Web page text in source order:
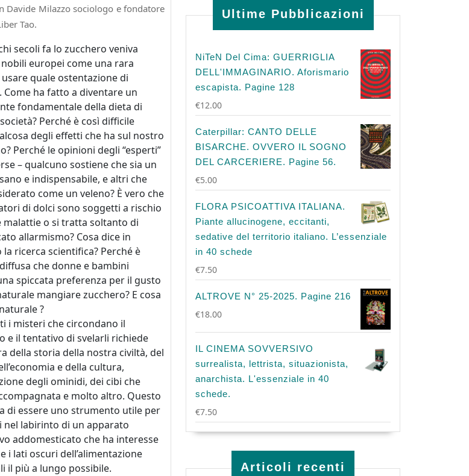
Davide Milazzo sociologo e fondatore
Tao.
secoli fa lo zucchero veniva
europei come una rara
quale ostentazione di
Come ha fatto a diventare un
fondamentale della dieta di
Perché è così difficile
degli effetti che ha sul nostro
Perché le opinioni degli “esperti”
– qualcuno sostiene che sia un
e indispensabile, e altri che
come un veleno? È vero che
di dolci sono soggetti a rischio
malattie o si tratta soltanto di
allarmismo? Cosa dice in
ricerca scientifica? Perché è
che donne e bambini
spiccata preferenza per il gusto
mangiare zucchero? E cosa
?
i misteri che circondano il
e il tentativo di svelarli richiede
della storia della nostra civiltà, del
e della cultura,
degli ominidi, dei cibi che
e molto altro. Questo
di essere uno strumento utile per
nel labirinto di un apparato
addomesticato che ha interesse
i lati oscuri dell’alimentazione
il più a lungo possibile.
Ultime Pubblicazioni
NiTeN Del Cima: GUERRIGLIA
DELL'IMMAGINARIO. Aforismario
escapista. Pagine 128
€12.00
Caterpillar: CANTO DELLE
BISARCHE. OVVERO IL SOGNO
DEL CARCERIERE. Pagine 56.
€5.00
FLORA PSICOATTIVA ITALIANA.
Piante allucinogene, eccitanti,
sedative del territorio italiano. L’essenziale
in 40 schede
€7.50
ALTROVE N° 25-2025. Pagine 216
€18.00
IL CINEMA SOVVERSIVO
surrealista, lettrista, situazionista,
anarchista. L'essenziale in 40
schede.
€7.50
Articoli recenti